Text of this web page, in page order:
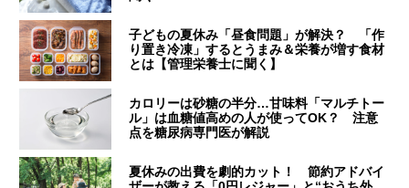
子どもの夏休み「昼食問題」が解決？ 「作
り置き冷凍」するとうまみ＆栄養が増す食材
とは【管理栄養士に聞く】
カロリーは砂糖の半分…甘味料「マルチトー
ル」は血糖値高めの人が使ってOK？ 注意
点を糖尿病専門医が解説
夏休みの出費を劇的カット！ 節約アドバイ